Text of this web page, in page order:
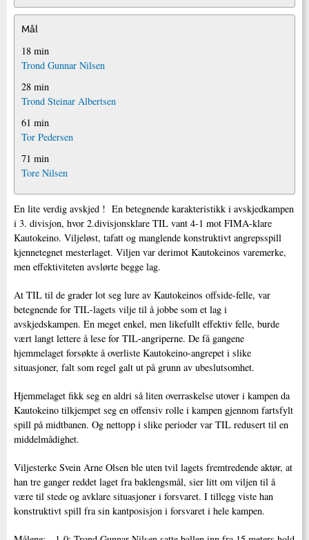
Mål
18 min
Trond Gunnar Nilsen
28 min
Trond Steinar Albertsen
61 min
Tor Pedersen
71 min
Tore Nilsen
En lite verdig avskjed ! En betegnende karakteristikk i avskjedkampen
i 3. divisjon, hvor 2.divisjonsklare TIL vant 4-1 mot FIMA-klare
Kautokeino. Viljeløst, tafatt og manglende konstruktivt angrepsspill
kjennetegnet mesterlaget. Viljen var derimot Kautokeinos varemerke,
men effektiviteten avslørte begge lag.
At TIL til de grader lot seg lure av Kautokeinos offside-felle, var
betegnende for TIL-lagets vilje til å jobbe som et lag i
avskjedskampen. En meget enkel, men likefullt effektiv felle, burde
vært langt lettere å lese for TIL-angriperne. De få gangene
hjemmelaget forsøkte å overliste Kautokeino-angrepet i slike
situasjoner, falt som regel galt ut på grunn av ubeslutsomhet.
Hjemmelaget fikk seg en aldri så liten overraskelse utover i kampen da
Kautokeino tilkjempet seg en offensiv rolle i kampen gjennom fartsfylt
spill på midtbanen. Og nettopp i slike perioder var TIL redusert til en
middelmådighet.
Viljesterke Svein Arne Olsen ble uten tvil lagets fremtredende aktør, at
han tre ganger reddet laget fra baklengsmål, sier litt om viljen til å
være til stede og avklare situasjoner i forsvaret. I tillegg viste han
konstruktivt spill fra sin kantposisjon i forsvaret i hele kampen.